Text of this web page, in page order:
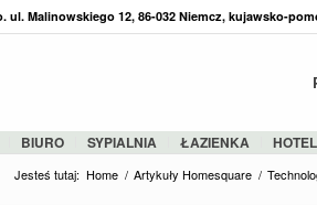
Malinowskiego 12, 86-032 Niemcz, kujawsko-
BIURO SYPIALNIA ŁAZIENKA
Jesteś tutaj: Home / Artykuły Homesquare /